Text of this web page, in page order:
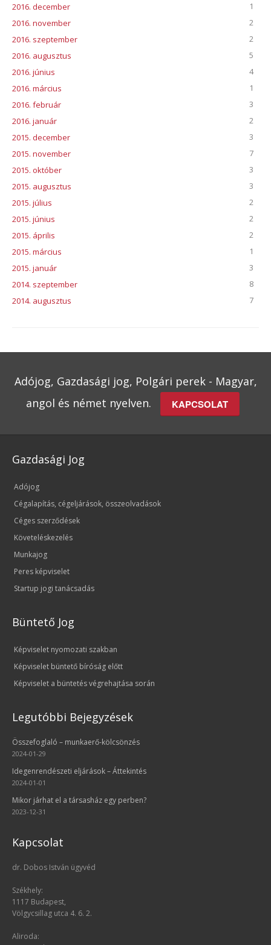
2016. december
1
2016. november
2
2016. szeptember
2
2016. augusztus
5
2016. június
4
2016. március
1
2016. február
3
2016. január
2
2015. december
3
2015. november
7
2015. október
3
2015. augusztus
3
2015. július
2
2015. június
2
2015. április
2
2015. március
1
2015. január
3
2014. szeptember
8
2014. augusztus
7
Adójog, Gazdasági jog, Polgári perek - Magyar,
angol és német nyelven.
KAPCSOLAT
Gazdasági Jog
Adójog
Cégalapítás, cégeljárások, összeolvadások
Céges szerződések
Követeléskezelés
Munkajog
Peres képviselet
Startup jogi tanácsadás
Büntető Jog
Képviselet nyomozati szakban
Képviselet büntető bíróság előtt
Képviselet a büntetés végrehajtása során
Legutóbbi Bejegyzések
Összefoglaló – munkaerő-kölcsönzés
2024-01-29
Idegenrendészeti eljárások – Áttekintés
2024-01-01
Mikor járhat el a társasház egy perben?
2023-12-31
Kapcsolat
dr. Dobos István ügyvéd
Székhely:
1117 Budapest,
Völgycsillag utca 4. 6. 2.
Aliroda: